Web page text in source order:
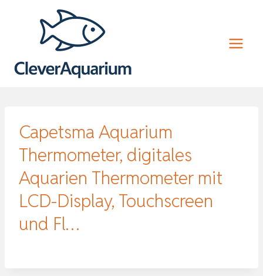
Capetsma Aquarium
Thermometer, digitales
Aquarien Thermometer mit
LCD-Display, Touchscreen
und Fl…